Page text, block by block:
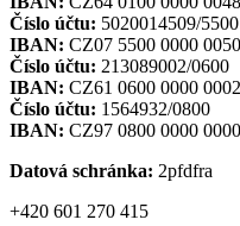
Číslo účtu: 5020014509/5500
IBAN: CZ07 5500 0000
Číslo účtu: 213089002/0600
IBAN: CZ61 0600 0000
Číslo účtu: 1564932/0800
IBAN: CZ97 0800 0000
Datová schránka: 2pfdfra
+420 601 270 415